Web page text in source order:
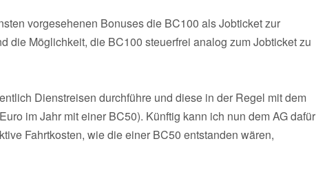
vorgesehenen Bonuses die BC100 als Jobticket zur
die Möglichkeit, die BC100 steuerfrei analog zum Jobticket zu
Dienstreisen durchführe und diese in der Regel mit dem
im Jahr mit einer BC50). Künftig kann ich nun dem AG dafür
Fahrtkosten, wie die einer BC50 entstanden wären,